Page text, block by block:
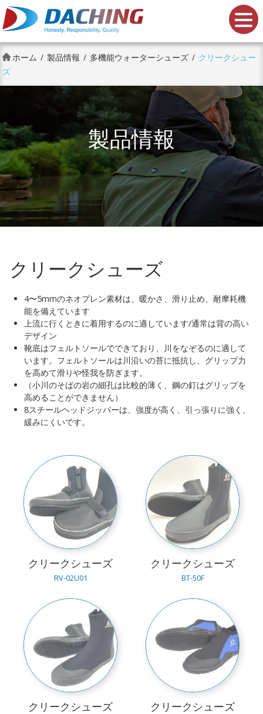
大慶鞋業股份有限公司
ホーム 製品情報 多機能ウォーターシューズ
クリークシュー
ズ
製品情報
クリークシューズ
4〜5mmのネオプレン素材は、暖かさ、滑り止め、耐摩耗機
能を備えています
上流に行くときに着用するのに適しています/通常は背の高い
デザイン
靴底はフェルトソールでできており、川をなぞるのに適して
います。フェルトソールは川沿いの苔に抵抗し、グリップ力
を高めて滑りや怪我を防ぎます。
（小川のそばの岩の細孔は比較的薄く、鋼の釘はグリップを
高めることができません）
8スチールヘッドジッパーは、強度が高く、引っ張りに強く、
緩みにくいです。
クリークシューズ
RV-02U01
クリークシューズ
BT-50F
クリークシューズ クリークシューズ